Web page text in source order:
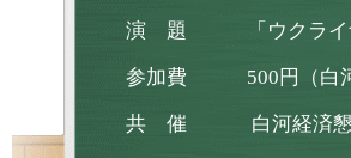
演 題
「ウクラ
参加費 500円（白
共 催 白河経済